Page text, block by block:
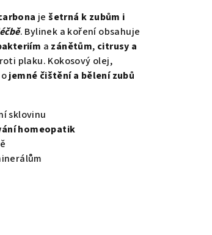
ješetrná k zubům i
. Bylinek a koření obsahuje
a zánětům, citrusy a
plaku. Kokosový olej,
jemné čištění a bělení zubů
sklovinu
homeopatik